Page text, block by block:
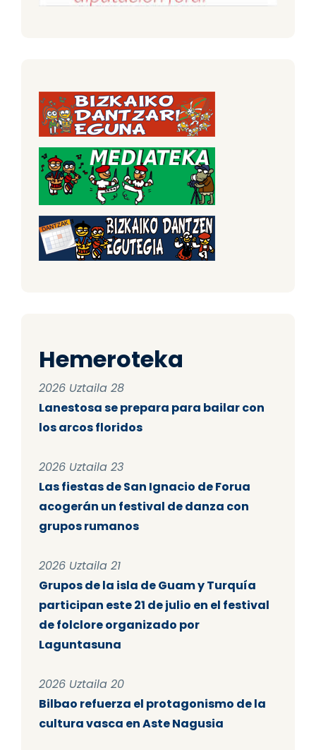
Hemeroteka
2026 Uztaila 28
Lanestosa se prepara para bailar con
los arcos floridos
2026 Uztaila 23
Las fiestas de San Ignacio de Forua
acogerán un festival de danza con
grupos rumanos
2026 Uztaila 21
Grupos de la isla de Guam y Turquía
participan este 21 de julio en el festival
de folclore organizado por
Laguntasuna
2026 Uztaila 20
Bilbao refuerza el protagonismo de la
cultura vasca en Aste Nagusia